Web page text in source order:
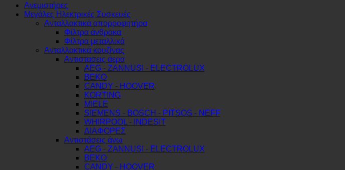
ποσότητα
Ανεμιστήρες
Μεγάλες Ηλεκτρικές Συσκευές
Ανταλλακτικά απορροφητήρα
Φίλτρα άνθρακα
Φίλτρα μεταλλικά
Ανταλλακτικά κουζίνας
Αντιστασεις άερα
AEG - ZANNUSI - ELECTROLUX
BEKO
CANDY - HOOVER
KORTING
MIELE
SIEMENS - BOSCH - PITSOS - NEFF
WHIRPOOL - INDESIT
ΔΙΑΦΟΡΕΣ
Αντιστάσεις άνω
AEG - ZANNUSI - ELECTROLUX
BEKO
CANDY - HOOVER